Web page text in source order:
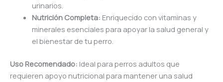
urinarios.
Nutrición Completa: Enriquecido con vitaminas y
minerales esenciales para apoyar la salud general y
el bienestar de tu perro.
Uso Recomendado: Ideal para perros adultos que
requieren apoyo nutricional para mantener una salud